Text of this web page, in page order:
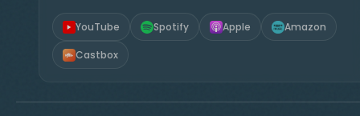
YouTube Spotify Apple Amazon
Castbox